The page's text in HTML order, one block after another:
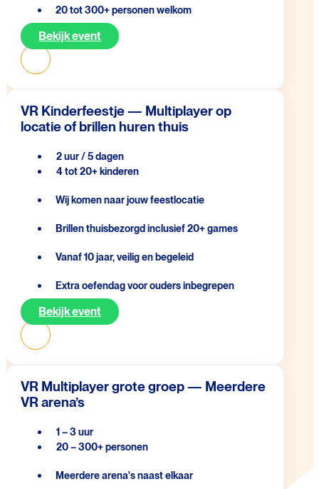
20 tot 300+ personen welkom
Bekijk event
VR Kinderfeestje — Multiplayer op
locatie of brillen huren thuis
2 uur / 5 dagen
4 tot 20+ kinderen
Wij komen naar jouw feestlocatie
Brillen thuisbezorgd inclusief 20+ games
Vanaf 10 jaar, veilig en begeleid
Extra oefendag voor ouders inbegrepen
Bekijk event
VR Multiplayer grote groep — Meerdere
VR arena’s
1 – 3 uur
20 – 300+ personen
Meerdere arena's naast elkaar